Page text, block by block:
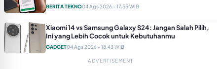
BERITA TEKNO04 Ags 2026 - 17.55 WIB
Xiaomi 14 vs Samsung Galaxy S24: Jangan Salah Pilih,
Ini yang Lebih Cocok untuk Kebutuhanmu
GADGET04 Ags 2026 - 18.43 WIB
ADVERTISEMENT